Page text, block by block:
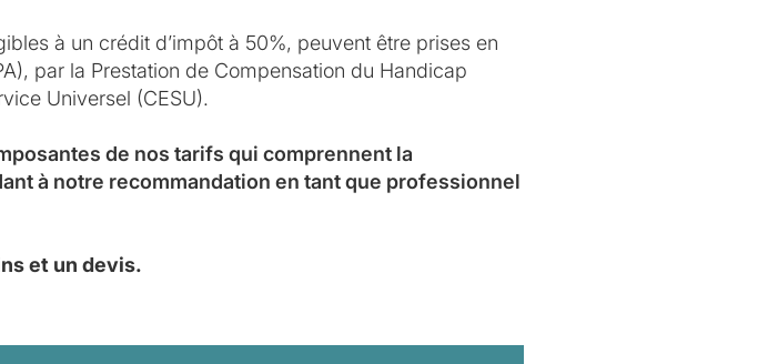
à un crédit d’impôt à 50%, peuvent être prises en
par la Prestation de Compensation du Handicap
Universel (CESU).
de nos tarifs qui comprennent la
à notre recommandation en tant que professionnel
et un devis.